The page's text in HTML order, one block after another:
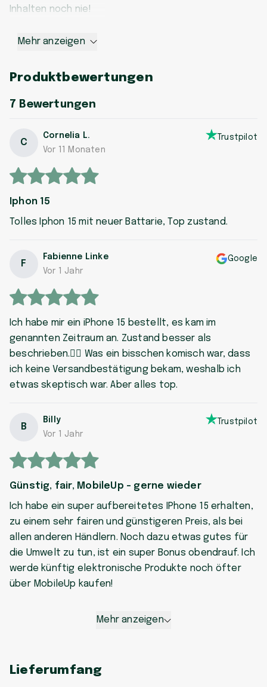
Inhalten noch nie!
Mehr anzeigen
Produktbewertungen
7 Bewertungen
C
Cornelia L.
Vor 11 Monaten
Trustpilot
Iphon 15
Tolles Iphon 15 mit neuer Battarie, Top zustand.
F
Fabienne Linke
Vor 1 Jahr
Google
Ich habe mir ein iPhone 15 bestellt, es kam im
genannten Zeitraum an. Zustand besser als
beschrieben.👍🏼 Was ein bisschen komisch war, dass
ich keine Versandbestätigung bekam, weshalb ich
etwas skeptisch war. Aber alles top.
B
Billy
Vor 1 Jahr
Trustpilot
Günstig, fair, MobileUp - gerne wieder
Ich habe ein super aufbereitetes IPhone 15 erhalten,
zu einem sehr fairen und günstigeren Preis, als bei
allen anderen Händlern. Noch dazu etwas gutes für
die Umwelt zu tun, ist ein super Bonus obendrauf. Ich
werde künftig elektronische Produkte noch öfter
über MobileUp kaufen!
Mehr anzeigen
Lieferumfang